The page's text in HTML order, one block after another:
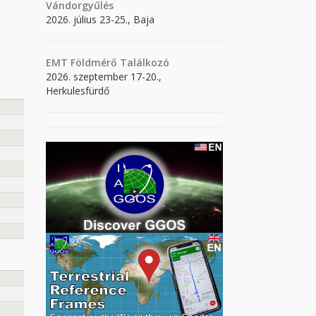
Vándorgyűlés
2026. július 23-25., Baja
EMT Földmérő Találkozó
2026. szeptember 17-20.,
Herkulesfürdő